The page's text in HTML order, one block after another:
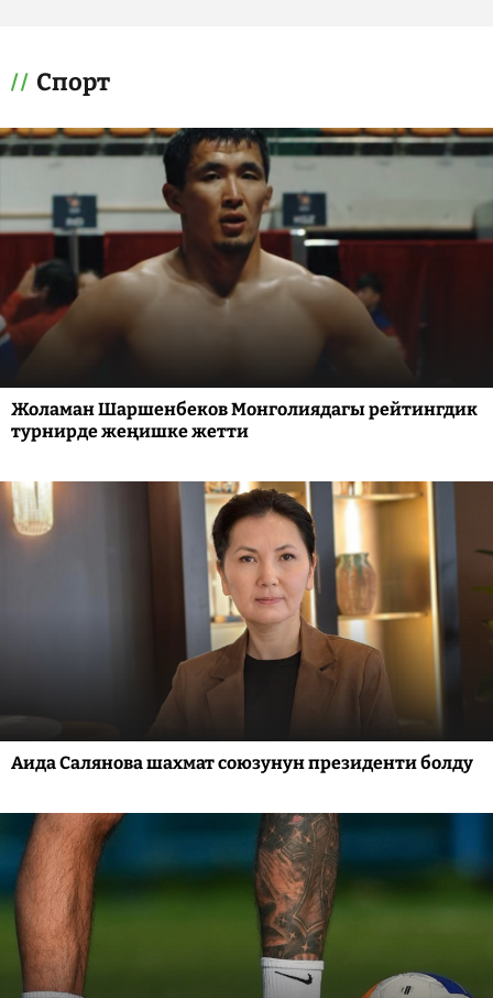
Спорт
Жоламан Шаршенбеков Монголиядагы рейтингдик
турнирде жеңишке жетти
Аида Салянова шахмат союзунун президенти болду